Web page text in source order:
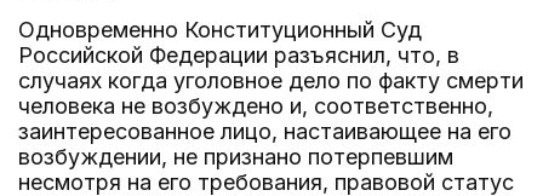
Одновременно Конституционный Суд
Российской Федерации разъяснил, что, в
случаях когда уголовное дело по факту смерти
человека не возбуждено и, соответственно,
заинтересованное лицо, настаивающее на его
возбуждении, не признано потерпевшим
несмотря на его требования, правовой статус